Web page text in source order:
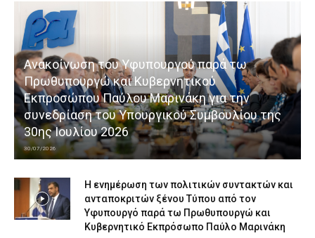
Ανακοίνωση του Υφυπουργού παρά τω
Πρωθυπουργώ και Κυβερνητικού
Εκπροσώπου Παύλου Μαρινάκη για την
συνεδρίαση του Υπουργικού Συμβουλίου της
30ης Ιουλίου 2026
30/07/2026
Η ενημέρωση των πολιτικών συντακτών και
ανταποκριτών ξένου Τύπου από τον
Υφυπουργό παρά τω Πρωθυπουργώ και
Κυβερνητικό Εκπρόσωπο Παύλο Μαρινάκη